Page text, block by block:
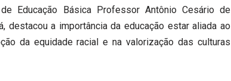
Educação Básica Professor Antônio Cesário de
destacou a importância da educação estar aliada ao
da equidade racial e na valorização das culturas